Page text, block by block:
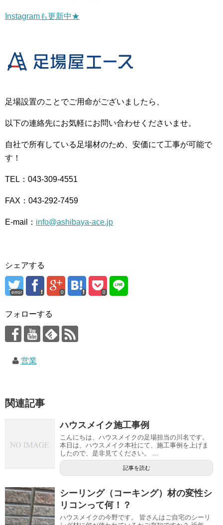
Instagramも更新中★
足場設置のことでご用命がございましたら、
以下の連絡先にお気軽にお問い合わせくださいませ。
自社で所有している足場材のため、安価にて工事が可能で
す！
TEL：043-309-4551
FAX：043-292-7459
E-mail： info@ashibaya-ace.jp
シェアする
error 0 0
フォローする
営業
関連記事
ハウスメイク施工事例
こんにちは、ハウスメイクの足場担当の川名です。
本日は、ハウスメイク本社にて、施工事例を上げま
したので、是非見てください。 ...
記事を読む
シーリング（コーキング）材の変性シ
リコンって何！？
ハウスメイクの今野です。 皆さんはご自宅のシーリ